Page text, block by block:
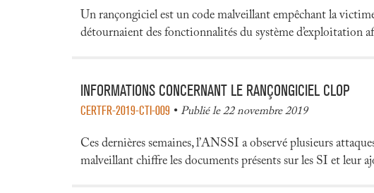
Un rançongiciel est un code malveillant empêchant la
détournaient des fonctionnalités du système d’exploitation
INFORMATIONS CONCERNANT LE RANÇONGICIEL CLOP
CERTFR-2019-CTI-009 Publié le 22 novembre 2019
Ces dernières semaines, l’ANSSI a observé plusieurs
malveillant chiffre les documents présents sur les SI et leur